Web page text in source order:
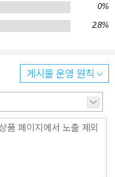
다. 충격적인 결말로 끝
겨질 수밖에 없다. 떨리
지만, 책은 작가의 손을 떠
끝나도 작품 속 인물들의
충격적인 사건에 휘말린
기가 끝나고 3년, 독자들
못했고, 작가는 그들을
0%
2.8%
게시물 운영 원칙